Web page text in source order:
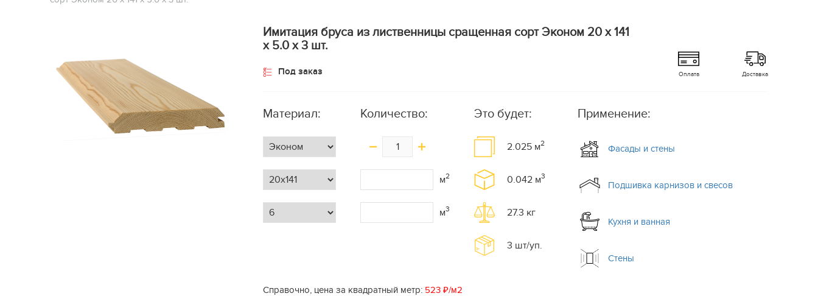
Имитация бруса из лиственницы сращенная сорт Эконом 20 x 141
x 5.0 x 3 шт.
Под заказ Оплата Доставка
Материал: Количество:
м2
м3
Это будет:
2.025 м2
0.042 м3
27.3 кг
3 шт/уп.
Применение:
Фасады и стены
Подшивка карнизов и свесов
Кухня и ванная
Стены
Справочно, цена за квадратный метр: 523 ₽/м2